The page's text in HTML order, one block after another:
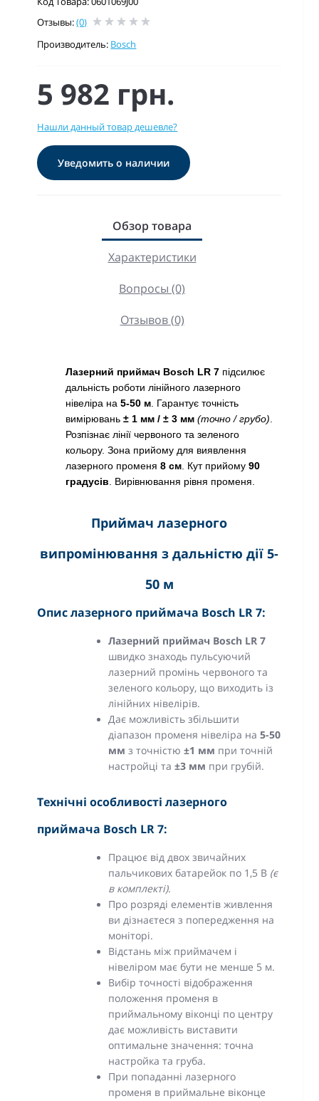
Отзывы:(0)
Производитель: Bosch
5 982 грн.
Нашли данный товар дешевле?
Уведомить о наличии
Обзор товара
Характеристики
Вопросы (0)
Отзывов (0)
Лазерний приймач Bosch LR 7 підсилює
дальність роботи лінійного лазерного
нівеліра на5-50 м . Гарантує точність
вимірювань± 1 мм / ± 3 мм (точно / грубо)
Розпізнає лінії червоного та зеленого
кольору. Зона прийому для виявлення
лазерного променя8 см . Кут прийому90
градусів . Вирівнювання рівня променя.
Приймач лазерного
випромінювання з дальністю дії 5-
50 м
Опис лазерного приймача Bosch LR 7:
Лазерний приймач Bosch LR 7
швидко знаходь пульсуючий
лазерний промінь червоного та
зеленого кольору, що виходить із
лінійних нівелірів.
Дає можливість збільшити
діапазон променя нівеліра на5-50
мм з точністю±1 мм при точній
настройці та±3 мм при грубій.
Технічні особливості лазерного
приймача Bosch LR 7:
Працює від двох звичайних
пальчикових батарейок по 1,5 В (є
в комплекті).
Про розряді елементів живлення
ви дізнаєтеся з попередження на
моніторі.
Відстань між приймачем і
нівеліром має бути не менше 5 м.
Вибір точності відображення
положення променя в
приймальному віконці по центру
дає можливість виставити
оптимальне значення: точна
настройка та груба.
При попаданні лазерного
променя в приймальне віконце